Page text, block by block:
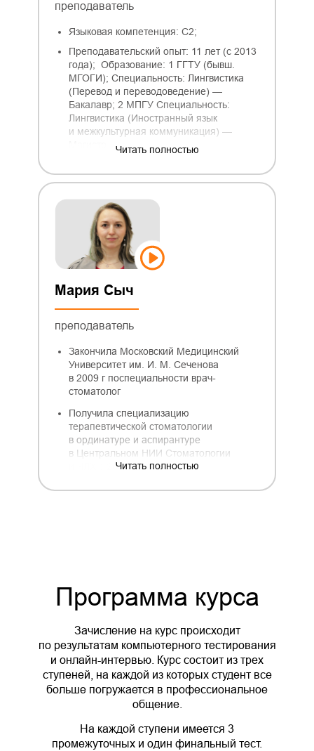
Языковая компетенция: C2;
Преподавательский опыт: 11 лет (с 2013
года); Образование: 1 ГГТУ (бывш.
МГОГИ); Специальность: Лингвистика
(Перевод и переводоведение) —
Бакалавр; 2 МПГУ Специальность:
Лингвистика (Иностранный язык
и межкультурная коммуникация) —
Читать полностью
преподаватель
Закончила Московский Медицинский
Университет им. И. М. Сеченова
в 2009 г поспециальности врач-
стоматолог
Получила специализацию
терапевтической стоматологии
в ординатуре и аспирантуре
в Центральном НИИ Стоматологии
и ЧЛХ с 2009 по 2014.
Читать полностью
Мария Сыч
преподаватель
Программа курса
Зачисление на курс происходит
по результатам компьютерного тестирования
и онлайн-интервью. Курс состоит из трех
ступеней, на каждой из которых студент все
больше погружается в профессиональное
общение.
На каждой ступени имеется 3
промежуточных и один финальный тест.